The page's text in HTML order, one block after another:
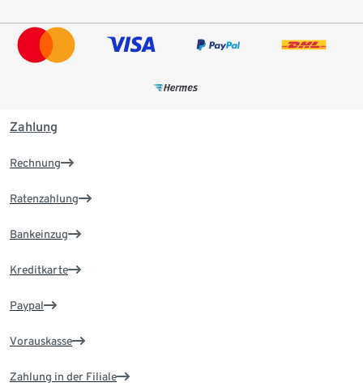
Zahlung
Rechnung
Ratenzahlung
Bankeinzug
Kreditkarte
Paypal
Vorauskasse
Zahlung in der Filiale